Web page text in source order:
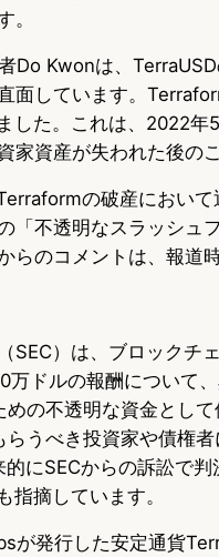
o
o
k
。
Do Kwonは、
面しています。
した。これは、2022
家資産が失われた後のこ
の破産におい
「不透明なスラッシュ
のコメントは、報道
SEC）は、ブロックチ
ドルの報酬について
の不透明な資金とし
うべき投資家や債権
にSECからの訴訟で
摘しています。
が発行した安定通貨